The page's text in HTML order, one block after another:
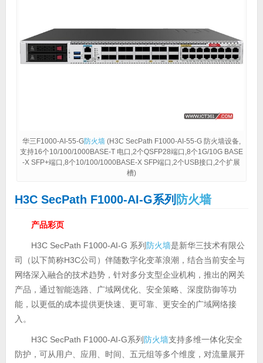
华三F1000-AI-55-G防火墙(H3C SecPath F1000-AI-55-G 防火墙设备,
支持16个10/100/1000BASE-T 电口,2个QSFP28端口,8个1G/10G BASE
-X SFP+端口,8个10/100/1000BASE-X SFP端口,2个USB接口,2个扩展
槽)
H3C SecPath F1000-AI-G系列 防火墙
产品彩页
H3C SecPath F1000-AI-G 系列 防火墙是新华三技术有限公
司（以下简称H3C公司）伴随数字化变革浪潮，结合当前安全与
网络深入融合的技术趋势，针对多分支型企业机构，推出的网关
产品，通过智能选路、广域网优化、安全策略、深度防御等功
能，以更低的成本提供更快速、更可靠、更安全的广域网络接
入。
H3C SecPath F1000-AI-G系列 防火墙支持多维一体化安全
防护，可从用户、应用、时间、五元组等多个维度，对流量展开